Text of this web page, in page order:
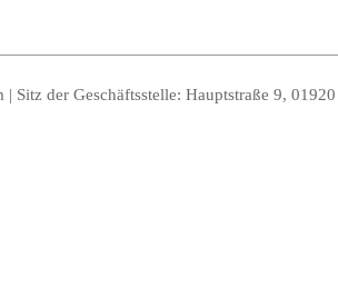
| Sitz der Geschäftsstelle: Hauptstraße 9,